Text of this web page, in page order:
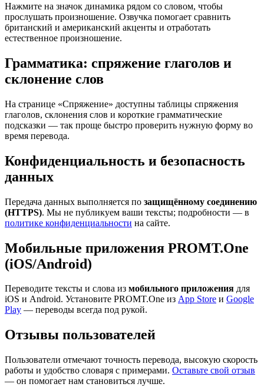
Нажмите на значок динамика рядом со словом, чтобы
прослушать произношение. Озвучка помогает сравнить
британский и американский акценты и отработать
естественное произношение.
Грамматика: спряжение глаголов и
склонение слов
На странице «Спряжение» доступны таблицы спряжения
глаголов, склонения слов и короткие грамматические
подсказки — так проще быстро проверить нужную форму во
время перевода.
Конфиденциальность и безопасность
данных
Передача данных выполняется по защищённому соединению
(HTTPS). Мы не публикуем ваши тексты; подробности — в
политике конфиденциальности на сайте.
Мобильные приложения PROMT.One
(iOS/Android)
Переводите тексты и слова из мобильного приложения для
iOS и Android. Установите PROMT.One из App Store и Google
Play — переводы всегда под рукой.
Отзывы пользователей
Пользователи отмечают точность перевода, высокую скорость
работы и удобство словаря с примерами. Оставьте свой отзыв
— он помогает нам становиться лучше.